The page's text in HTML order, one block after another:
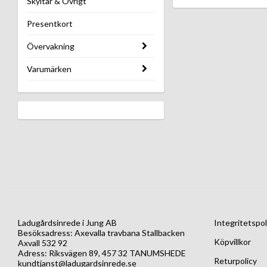
Presentkort
Övervakning
Varumärken
Ladugårdsinrede i Jung AB
Besöksadress: Axevalla travbana Stallbacken
Axvall 532 92
Adress: Riksvägen 89, 457 32 TANUMSHEDE
kundtjanst@ladugardsinrede.se
Köpvillkor
Returpolicy